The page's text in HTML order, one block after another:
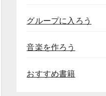
グループに入ろう
音楽を作ろう
おすすめ書籍